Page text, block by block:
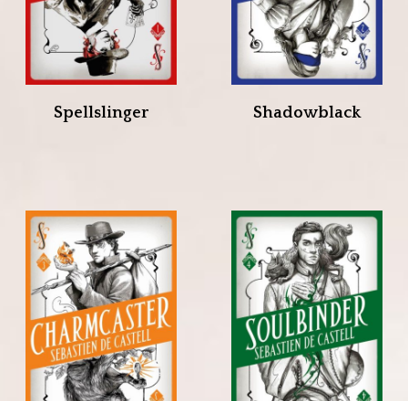
Spellslinger Shadowblack